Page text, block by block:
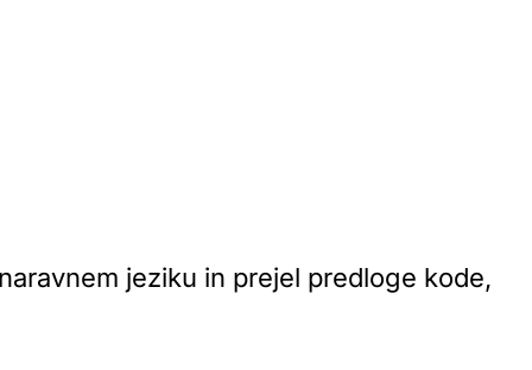
jeziku in prejel predloge kode,